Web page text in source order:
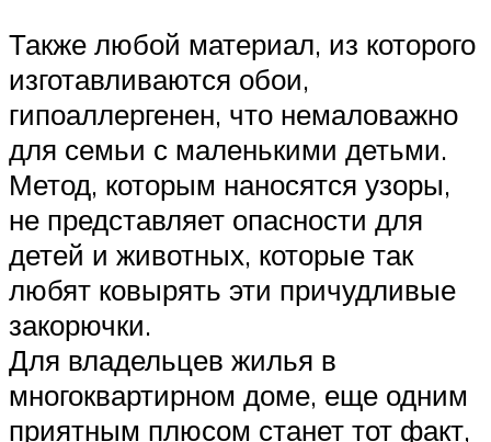
Также любой материал, из которого
изготавливаются обои,
гипоаллергенен, что немаловажно
для семьи с маленькими детьми.
Метод, которым наносятся узоры,
не представляет опасности для
детей и животных, которые так
любят ковырять эти причудливые
закорючки.
Для владельцев жилья в
многоквартирном доме, еще одним
приятным плюсом станет тот факт,